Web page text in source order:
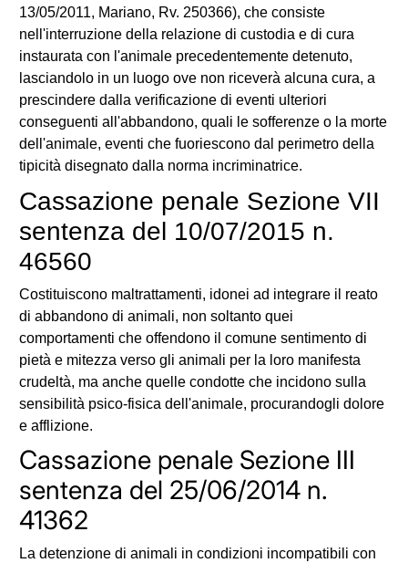
13/05/2011, Mariano, Rv. 250366), che consiste
nell'interruzione della relazione di custodia e di cura
instaurata con l'animale precedentemente detenuto,
lasciandolo in un luogo ove non riceverà alcuna cura, a
prescindere dalla verificazione di eventi ulteriori
conseguenti all'abbandono, quali le sofferenze o la morte
dell'animale, eventi che fuoriescono dal perimetro della
tipicità disegnato dalla norma incriminatrice.
Cassazione penale Sezione VII
sentenza del 10/07/2015 n.
46560
Costituiscono maltrattamenti, idonei ad integrare il reato
di abbandono di animali, non soltanto quei
comportamenti che offendono il comune sentimento di
pietà e mitezza verso gli animali per la loro manifesta
crudeltà, ma anche quelle condotte che incidono sulla
sensibilità psico-fisica dell'animale, procurandogli dolore
e afflizione.
Cassazione penale Sezione III
sentenza del 25/06/2014 n.
41362
La detenzione di animali in condizioni incompatibili con